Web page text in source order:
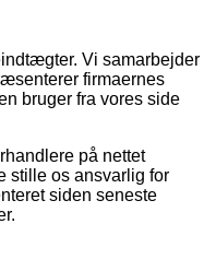
Vi samarbejder
firmaernes
bruger fra vores side
på nettet
stille os ansvarlig for
siden seneste